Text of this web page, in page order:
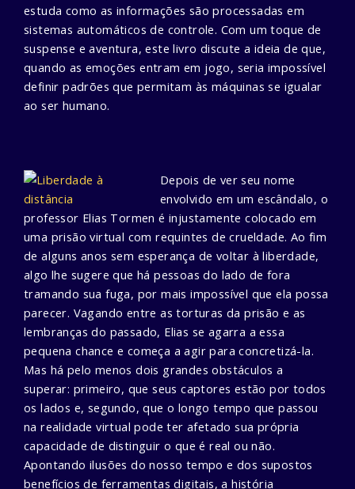
estuda como as informações são processadas em
sistemas automáticos de controle. Com um toque de
suspense e aventura, este livro discute a ideia de que,
quando as emoções entram em jogo, seria impossível
definir padrões que permitam às máquinas se igualar
ao ser humano.
Depois de ver seu nome
envolvido em um escândalo, o
professor Elias Tormen é injustamente colocado em
uma prisão virtual com requintes de crueldade. Ao fim
de alguns anos sem esperança de voltar à liberdade,
algo lhe sugere que há pessoas do lado de fora
tramando sua fuga, por mais impossível que ela possa
parecer. Vagando entre as torturas da prisão e as
lembranças do passado, Elias se agarra a essa
pequena chance e começa a agir para concretizá-la.
Mas há pelo menos dois grandes obstáculos a
superar: primeiro, que seus captores estão por todos
os lados e, segundo, que o longo tempo que passou
na realidade virtual pode ter afetado sua própria
capacidade de distinguir o que é real ou não.
Apontando ilusões do nosso tempo e dos supostos
benefícios de ferramentas digitais, a história